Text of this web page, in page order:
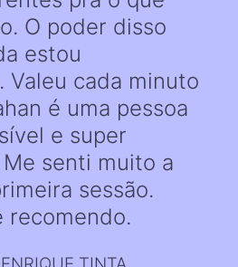
O poder disso
estou
Valeu cada minuto
é uma pessoa
e super
senti muito a
sessão.
recomendo.